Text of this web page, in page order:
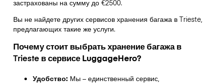
застрахованы на сумму до €2500.
Вы не найдете других сервисов хранения багажа в Trieste,
предлагающих такие же услуги.
Почему стоит выбрать хранение багажа в
Triesteв сервисе LuggageHero?
Удобство: Мы – единственный сервис,